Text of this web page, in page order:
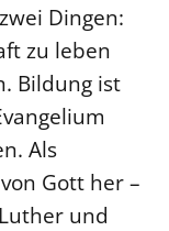
Dingen:
zu leben
Bildung ist
Als
Gott her –
und